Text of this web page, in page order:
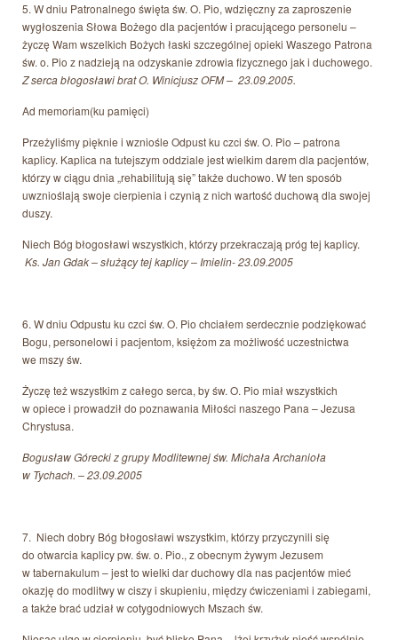
5. W dniu Patronalnego święta św. O. Pio, wdzięczny za zaproszenie
wygłoszenia Słowa Bożego dla pacjentów i pracującego personelu –
życzę Wam wszelkich Bożych łaski szczególnej opieki Waszego Patrona
św. o. Pio z nadzieją na odzyskanie zdrowia fizycznego jak i duchowego.
Z serca błogosławi brat O. Winicjusz OFM – 23.09.2005.
Ad memoriam(ku pamięci)
Przeżyliśmy pięknie i wzniośle Odpust ku czci św. O. Pio – patrona
kaplicy. Kaplica na tutejszym oddziale jest wielkim darem dla pacjentów,
którzy w ciągu dnia „rehabilitują się” także duchowo. W ten sposób
uwznioślają swoje cierpienia i czynią z nich wartość duchową dla swojej
duszy.
Niech Bóg błogosławi wszystkich, którzy przekraczają próg tej kaplicy.
Ks. Jan Gdak – służący tej kaplicy – Imielin-23.09.2005
6. W dniu Odpustu ku czci św. O. Pio chciałem serdecznie podziękować
Bogu, personelowi i pacjentom, księżom za możliwość uczestnictwa
we mszy św.
Życzę też wszystkim z całego serca, by św. O. Pio miał wszystkich
w opiece i prowadził do poznawania Miłości naszego Pana – Jezusa
Chrystusa.
Bogusław Górecki z grupy Modlitewnej św. Michała Archanioła
w Tychach. – 23.09.2005
7. Niech dobry Bóg błogosławi wszystkim, którzy przyczynili się
do otwarcia kaplicy pw. św. o. Pio., z obecnym żywym Jezusem
w tabernakulum – jest to wielki dar duchowy dla nas pacjentów mieć
okazję do modlitwy w ciszy i skupieniu, między ćwiczeniami i zabiegami,
a także brać udział w cotygodniowych Mszach św.